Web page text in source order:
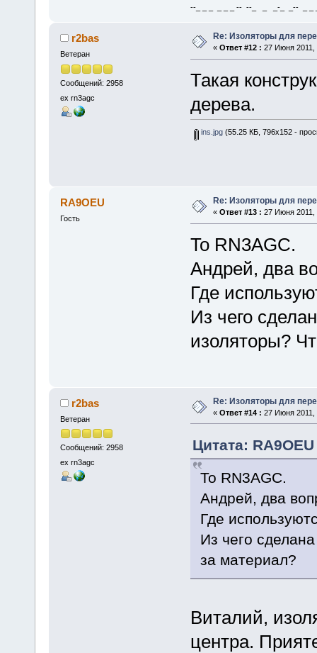
--_ _ _ _ _ _ -- --_ _ _-_ _-- _ _
r2bas
Ветеран
Сообщений: 2958
ex rn3agc
Re: Изоляторы для
« Ответ #12 : 27 Июня 2011,
Такая
дерева.
ins.jpg(55.25 КБ, 796x152 -
RA9OEU
Гость
Re: Изоляторы для
« Ответ #13 : 27 Июня 2011,
To RN3AGC.
Андрей, два
Где
Из чего
изоляторы?
r2bas
Ветеран
Сообщений: 2958
ex rn3agc
Re: Изоляторы для
« Ответ #14 : 27 Июня 2011,
Цитата:
To RN3AGC.
Андрей, два
Где
Из чего
за материал?
Виталий,
центра.